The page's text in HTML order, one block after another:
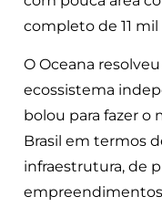
completo de 11
O Oceana
ecossistema
bolou para fazer
Brasil em termos
infraestrutura, de